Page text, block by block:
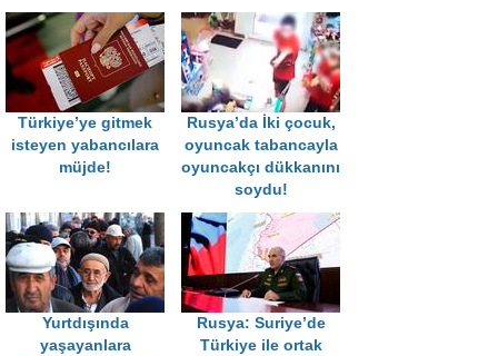
Türkiye’ye gitmek
isteyen yabancılara
müjde!
Rusya’da İki çocuk,
oyuncak tabancayla
oyuncakçı dükkanını
soydu!
Yurtdışında
yaşayanlara
Rusya: Suriye’de
Türkiye ile ortak